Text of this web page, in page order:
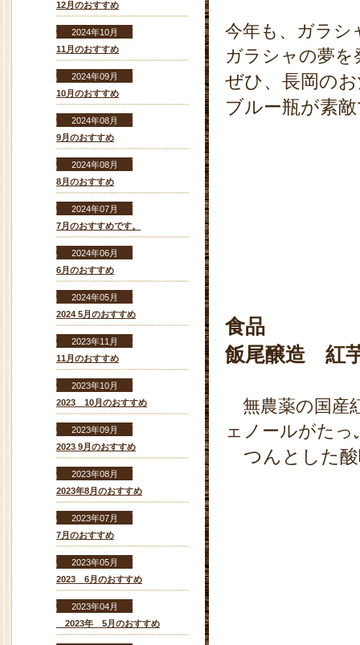
今年も、ガラシ
ガラシャの夢を
ぜひ、長岡の
ブルー瓶が素
食品
飯尾醸造 紅
無農薬の国産
ェノールがたっ
つんとした酸
12月のおすすめ
2024年10月
11月のおすすめ
2024年09月
10月のおすすめ
2024年08月
9月のおすすめ
2024年08月
8月のおすすめ
2024年07月
7月のおすすめです。
2024年06月
6月のおすすめ
2024年05月
2024 5月のおすすめ
2023年11月
11月のおすすめ
2023年10月
2023 10月のおすすめ
2023年09月
2023 9月のおすすめ
2023年08月
2023年8月のおすすめ
2023年07月
7月のおすすめ
2023年05月
2023 6月のおすすめ
2023年04月
2023年 5月のおすすめ